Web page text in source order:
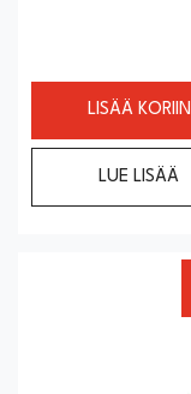
LISÄÄ KORIIN
LUE LISÄÄ